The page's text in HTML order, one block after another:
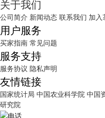
关于我们
公司简介 新闻动态 联系我们 加入
用户服务
买家指南 常见问题
服务支持
服务协议 隐私声明
友情链接
国家统计局 中国农业科学院 中国
研究院